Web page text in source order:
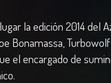
la edición 2014 del
Bonamassa,
el encargado de